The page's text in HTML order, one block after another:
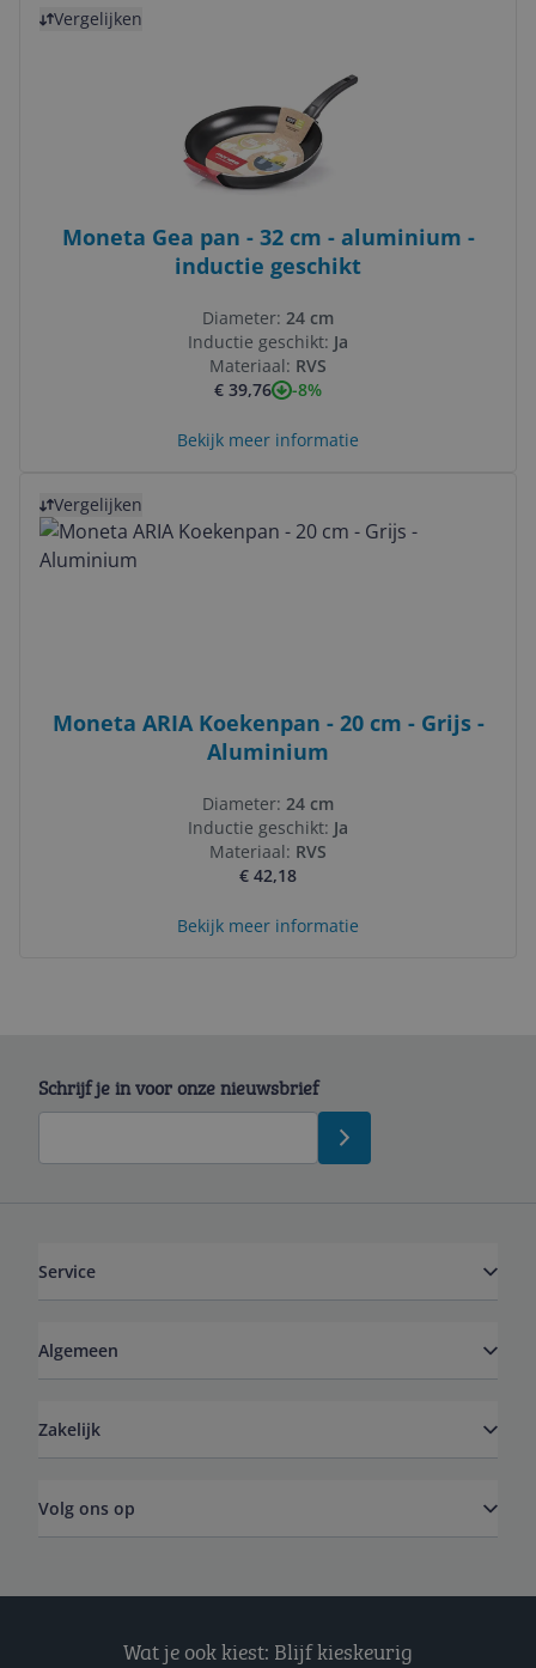
Vergelijken
Moneta Gea pan - 32 cm - aluminium -
inductie geschikt
Diameter: 24 cm
Inductie geschikt: Ja
Materiaal: RVS
€ 39,76
-8%
Bekijk meer informatie
Vergelijken
Moneta ARIA Koekenpan - 20 cm - Grijs -
Aluminium
Diameter: 24 cm
Inductie geschikt: Ja
Materiaal: RVS
€ 42,18
Bekijk meer informatie
Schrijf je in voor onze nieuwsbrief
Service
Algemeen
Zakelijk
Volg ons op
Wat je ook kiest: Blijf kieskeurig